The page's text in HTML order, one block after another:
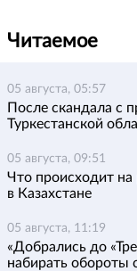
Читаемое
05 августа, 05:57
После скандала с
Туркестанской
05 августа, 09:51
Что происходит на
в Казахстане
05 августа, 11:19
«Добрались до
набирать обороты